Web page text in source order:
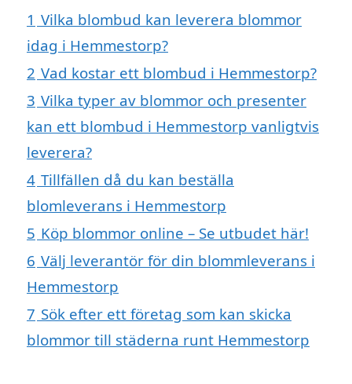
1 Vilka blombud kan leverera blommor
idag i Hemmestorp?
2 Vad kostar ett blombud i Hemmestorp?
3 Vilka typer av blommor och presenter
kan ett blombud i Hemmestorp vanligtvis
leverera?
4 Tillfällen då du kan beställa
blomleverans i Hemmestorp
5 Köp blommor online – Se utbudet här!
6 Välj leverantör för din blommleverans i
Hemmestorp
7 Sök efter ett företag som kan skicka
blommor till städerna runt Hemmestorp